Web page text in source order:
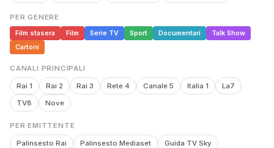
PER GENERE
Film stasera
Film Serie TV Sport Documentari
Talk Show
Cartoni
CANALI PRINCIPALI
Rai 1 Rai 2 Rai 3 Rete 4 Canale 5 Italia 1
La7
TV8
Nove
PER EMITTENTE
Palinsesto Rai Palinsesto Mediaset Guida TV Sky